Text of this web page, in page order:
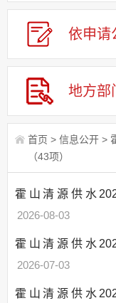
公务员及事业单
应急管理
回应关切
监督保障
其他法定信息
依申请
地方部
首页 > 信息公开 >
（43项）
霍山清源供水
2026-08-03
霍山清源供水
2026-07-03
霍山清源供水